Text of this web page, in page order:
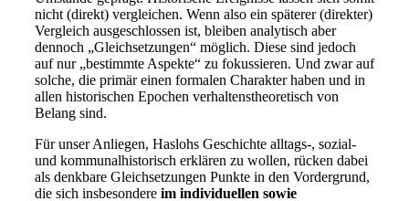
nicht (direkt) vergleichen. Wenn also ein späterer (direkter)
Vergleich ausgeschlossen ist, bleiben analytisch aber
dennoch „Gleichsetzungen“ möglich. Diese sind jedoch
auf nur „bestimmte Aspekte“ zu fokussieren. Und zwar auf
solche, die primär einen formalen Charakter haben und in
allen historischen Epochen verhaltenstheoretisch von
Belang sind.
Für unser Anliegen, Haslohs Geschichte alltags-, sozial-
und kommunalhistorisch erklären zu wollen, rücken dabei
als denkbare Gleichsetzungen Punkte in den Vordergrund,
die sich insbesondere im individuellen sowie